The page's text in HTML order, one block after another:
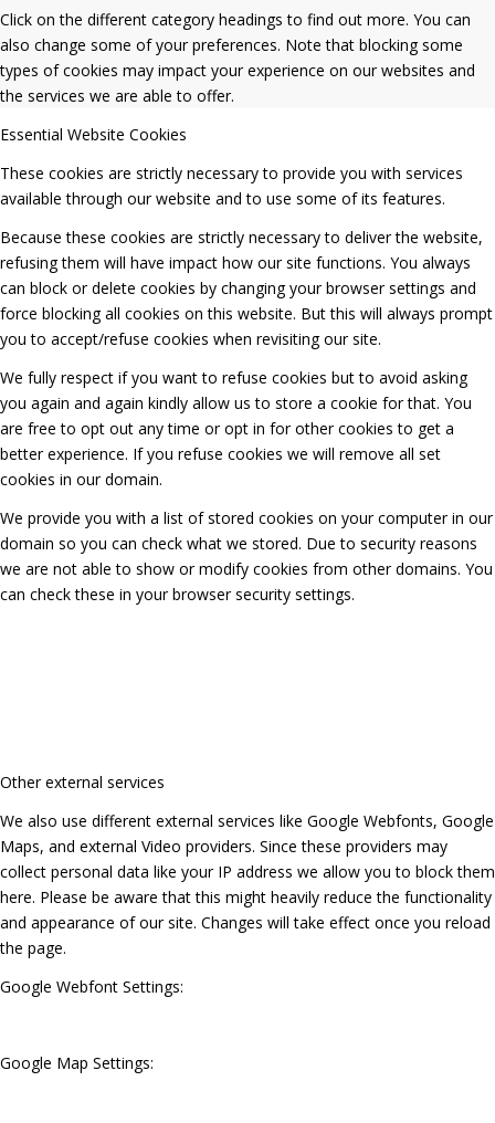
Click on the different category headings to find out more. You can
also change some of your preferences. Note that blocking some
types of cookies may impact your experience on our websites and
the services we are able to offer.
Essential Website Cookies
These cookies are strictly necessary to provide you with services
available through our website and to use some of its features.
Because these cookies are strictly necessary to deliver the website,
refusing them will have impact how our site functions. You always
can block or delete cookies by changing your browser settings and
force blocking all cookies on this website. But this will always prompt
you to accept/refuse cookies when revisiting our site.
We fully respect if you want to refuse cookies but to avoid asking
you again and again kindly allow us to store a cookie for that. You
are free to opt out any time or opt in for other cookies to get a
better experience. If you refuse cookies we will remove all set
cookies in our domain.
We provide you with a list of stored cookies on your computer in our
domain so you can check what we stored. Due to security reasons
we are not able to show or modify cookies from other domains. You
can check these in your browser security settings.
Other external services
We also use different external services like Google Webfonts, Google
Maps, and external Video providers. Since these providers may
collect personal data like your IP address we allow you to block them
here. Please be aware that this might heavily reduce the functionality
and appearance of our site. Changes will take effect once you reload
the page.
Google Webfont Settings:
Google Map Settings: